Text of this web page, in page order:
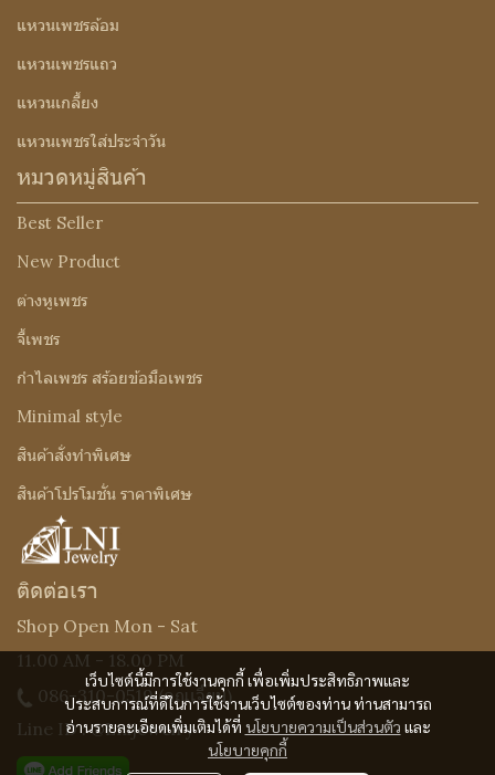
เว็บไซต์นี้มีการใช้งานคุกกี้ เพื่อเพิ่มประสิทธิภาพและ
ประสบการณ์ที่ดีในการใช้งานเว็บไซต์ของท่าน ท่านสามารถ
อ่านรายละเอียดเพิ่มเติมได้ที่ นโยบายความเป็นส่วนตัว และ
นโยบายคุกกี้
แหวนเพชรล้อม
แหวนเพชรแถว
แหวนเกลี้ยง
แหวนเพชรใส่ประจำวัน
หมวดหมู่สินค้า
Best Seller
New Product
ต่างหูเพชร
จี้เพชร
กำไลเพชร สร้อยข้อมือเพชร
Minimal style
สินค้าสั่งทำพิเศษ
สินค้าโปรโมชั่น ราคาพิเศษ
ติดต่อเรา
Shop Open Mon - Sat
11.00 AM - 18.00 PM
086-310-0519(คุณเจี๊ยบ)
Line ID : @Lnijewelry